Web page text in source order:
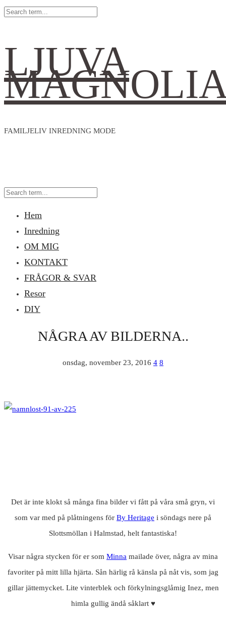
LJUVA
FAMILJELIV INREDNING MODE
Hem
Inredning
OM MIG
KONTAKT
FRÅGOR & SVAR
Resor
DIY
NÅGRA AV BILDERNA..
onsdag, november 23, 2016 4 8
Det är inte klokt så många fina bilder vi fått på våra små gryn, vi
som var med på plåtningens för By Heritage i söndags nere på
Slottsmöllan i Halmstad, helt fantastiska!
Visar några stycken för er som Minna mailade över, några av mina
favoriter på mitt lilla hjärta. Sån härlig rå känsla på nåt vis, som jag
gillar jättemycket. Lite vinterblek och förkylningsglåmig Inez, men
himla gullig ändå såklart ♥